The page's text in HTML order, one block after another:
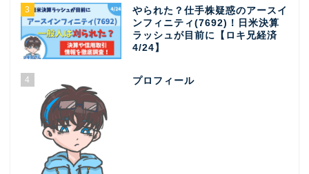
3
やられた？仕手株疑惑のアースイ
ンフィニティ(7692)！日米決算
ラッシュが目前に【ロキ兄経済
4/24】
4 プロフィール